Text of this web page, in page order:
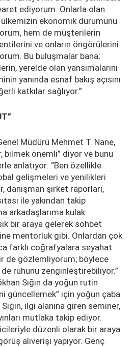
ediyorum. Onlarla olan
ekonomik durumunu
hem de müşterilerin
ve onların öngörülerini
Bu buluşmalar bana;
yerelde olan yansımalarını
yanında esnaf bakış açısını
katkılar sağlıyor.”
Müdürü Mehmet T. Nane,
bilmek önemli” diyor ve bunu
anlatıyor: “Ben özellikle
gelişmeleri ve yenilikleri
danışman şirket raporları,
ile yakından takip
arkadaşlarıma kulak
bir araya gelerek sohbet
mentorluk gibi. Onlardan çok
farklı coğrafyalara seyahat
de gözlemliyorum; böylece
ruhunu zenginleştirebiliyor.”
Sığın da yoğun rutin
güncellemek” için yoğun çaba
ilgi alanına giren seminer,
mutlaka takip ediyor.
düzenli olarak bir araya
alıverişi yapıyor. Genç